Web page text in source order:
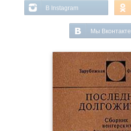
В Instagram
Мы Вконтакте